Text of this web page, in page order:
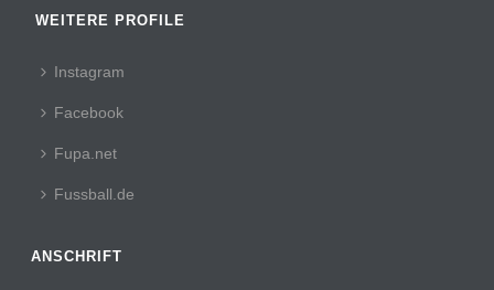
WEITERE PROFILE
Instagram
Facebook
Fupa.net
Fussball.de
ANSCHRIFT